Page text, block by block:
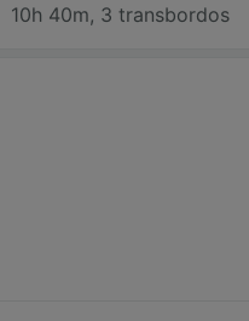
10h 40m, 3 transbordos